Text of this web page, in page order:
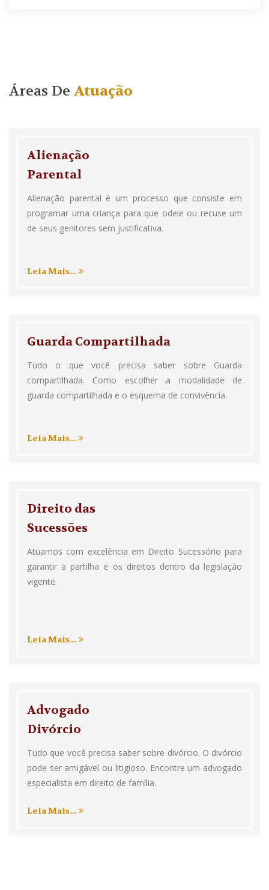
Áreas De Atuação
Alienação
Parental
Alienação parental é um processo que consiste em
programar uma criança para que odeie ou recuse um
de seus genitores sem justificativa.
Leia Mais...
Guarda Compartilhada
Tudo o que você precisa saber sobre Guarda
compartilhada. Como escolher a modalidade de
guarda compartilhada e o esquema de convivência.
Leia Mais...
Direito das
Sucessões
Atuamos com excelência em Direito Sucessório para
garantir a partilha e os direitos dentro da legislação
vigente.
Leia Mais...
Advogado
Divórcio
Tudo que você precisa saber sobre divórcio. O divórcio
pode ser amigável ou litigioso. Encontre um advogado
especialista em direito de família.
Leia Mais...